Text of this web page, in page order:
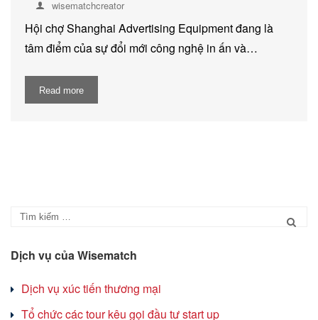
wisematchcreator
Hội chợ Shanghai Advertising Equipment đang là
tâm điểm của sự đổi mới công nghệ in ấn và…
Read more
Dịch vụ của Wisematch
Dịch vụ xúc tiến thương mại
Tổ chức các tour kêu gọi đầu tư start up